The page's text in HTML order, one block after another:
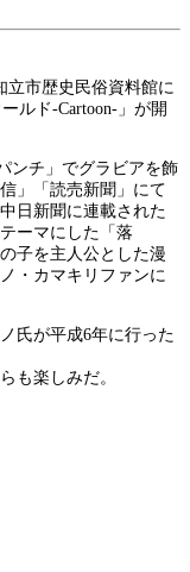
立市歴史民俗資料館に
ルド-Cartoon-」が開
ンチ」でグラビアを飾
」「読売新聞」にて
日新聞に連載された
ーマにした「落
子を主人公とした漫
・カマキリファンに
氏が平成6年に行った
も楽しみだ。